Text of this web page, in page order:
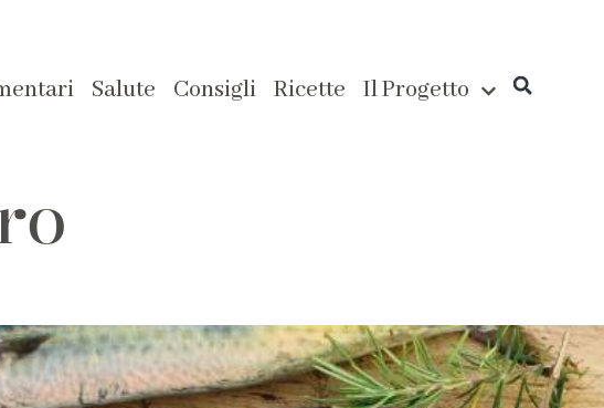
Salute Consigli Ricette Il Progetto